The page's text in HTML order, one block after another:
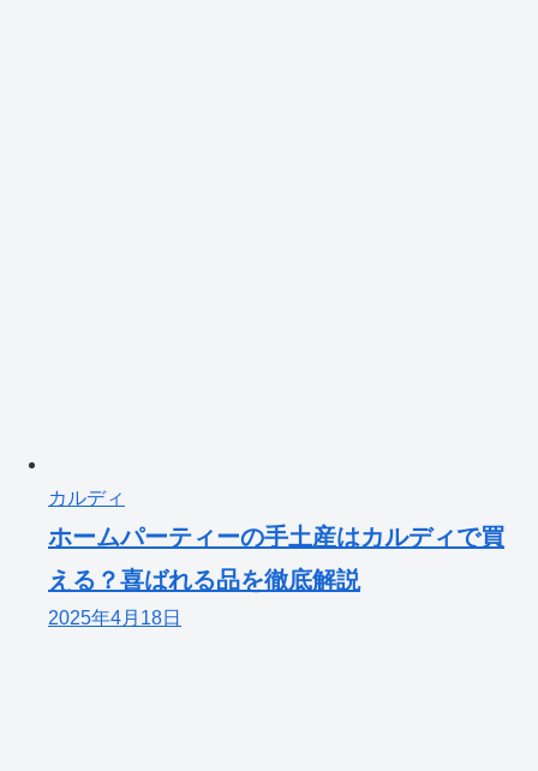
カルディ
ホームパーティーの手土産はカルディで買
える？喜ばれる品を徹底解説
2025年4月18日